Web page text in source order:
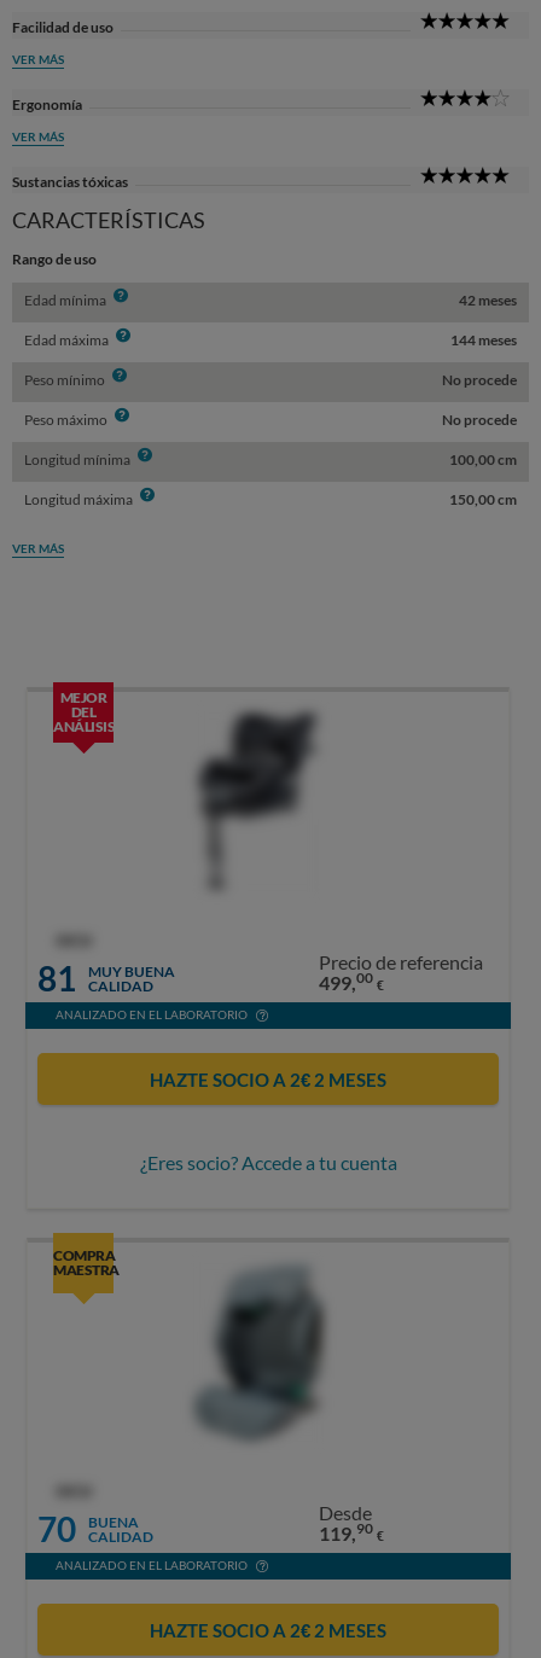
Facilidad de uso
VER MÁS
Ergonomía
VER MÁS
Sustancias tóxicas
CARACTERÍSTICAS
Rango de uso
Edad mínima Info 42 meses
Edad máxima Info 144 meses
Peso mínimo Info No procede
Peso máximo Info No procede
Longitud mínima Info 100,00 cm
Longitud máxima Info 150,00 cm
VER MÁS
MEJOR
DEL
ANÁLISIS
81
MUY BUENA
CALIDAD
Precio de referencia
499,00 €
ANALIZADO EN EL LABORATORIO
HAZTE SOCIO A 2€ 2 MESES
¿Eres socio? Accede a tu cuenta
COMPRA
MAESTRA
70
BUENA
CALIDAD
Desde
119,90 €
ANALIZADO EN EL LABORATORIO
HAZTE SOCIO A 2€ 2 MESES